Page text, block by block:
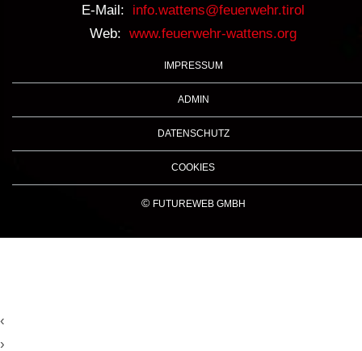
E-Mail:
info.wattens@feuerwehr.tirol
Web: www.feuerwehr-wattens.org
IMPRESSUM
ADMIN
DATENSCHUTZ
COOKIES
© FUTUREWEB GMBH
‹
›